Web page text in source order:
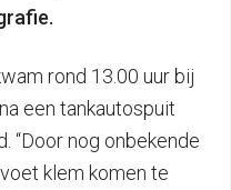
rond 13.00 uur bij
een tankautospuit
“Door nog onbekende
klem komen te